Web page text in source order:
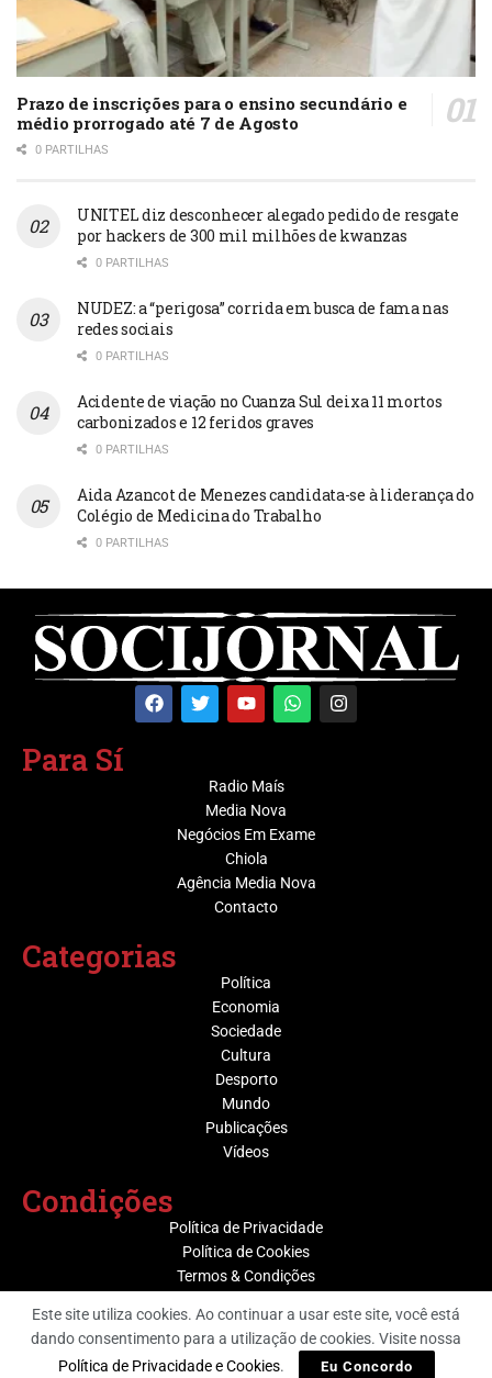
Prazo de inscrições para o ensino secundário e
médio prorrogado até 7 de Agosto
0 PARTILHAS
UNITEL diz desconhecer alegado pedido de resgate
por hackers de 300 mil milhões de kwanzas
0 PARTILHAS
NUDEZ: a “perigosa” corrida em busca de fama nas
redes sociais
0 PARTILHAS
Acidente de viação no Cuanza Sul deixa 11 mortos
carbonizados e 12 feridos graves
0 PARTILHAS
Aida Azancot de Menezes candidata-se à liderança do
Colégio de Medicina do Trabalho
0 PARTILHAS
Para Sí
Radio Maís
Media Nova
Negócios Em Exame
Chiola
Agência Media Nova
Contacto
Categorias
Política
Economia
Sociedade
Cultura
Desporto
Mundo
Publicações
Vídeos
Condições
Política de Privacidade
Política de Cookies
Termos & Condições
@ Grupo Media Nova | Socijornal
Este site utiliza cookies. Ao continuar a usar este site, você está
dando consentimento para a utilização de cookies. Visite nossa
Política de Privacidade e Cookies. Eu Concordo